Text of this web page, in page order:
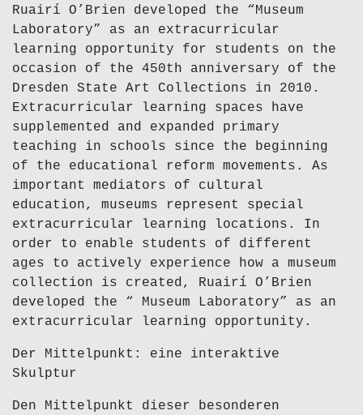
Ruairí O’Brien developed the “Museum
Laboratory” as an extracurricular
learning opportunity for students on the
occasion of the 450th anniversary of the
Dresden State Art Collections in 2010.
Extracurricular learning spaces have
supplemented and expanded primary
teaching in schools since the beginning
of the educational reform movements. As
important mediators of cultural
education, museums represent special
extracurricular learning locations. In
order to enable students of different
ages to actively experience how a museum
collection is created, Ruairí O’Brien
developed the “ Museum Laboratory” as an
extracurricular learning opportunity.
Der Mittelpunkt: eine interaktive
Skulptur
Den Mittelpunkt dieser besonderen